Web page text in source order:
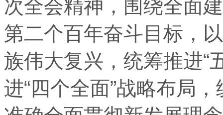
次全会精神，围绕全面
第二个百年奋斗目标，
族伟大复兴，统筹推进“
进“四个全面”战略布局